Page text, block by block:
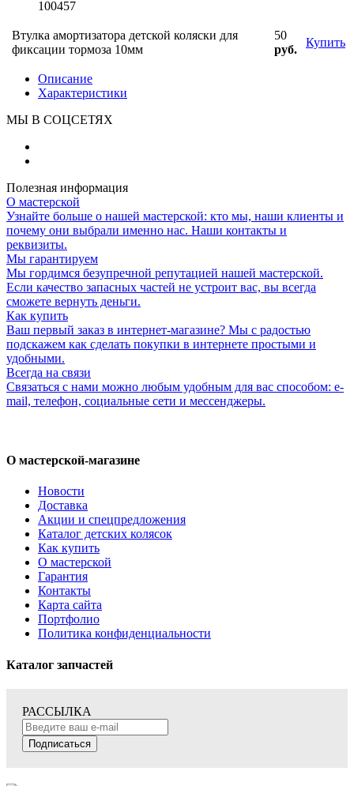
100457
Втулка амортизатора детской коляски для
фиксации тормоза 10мм
50
руб.
Купить
Описание
Характеристики
МЫ В СОЦСЕТЯХ
Полезная информация
О мастерской
Узнайте больше о нашей мастерской: кто мы, наши клиенты и
почему они выбрали именно нас. Наши контакты и
реквизиты.
Мы гарантируем
Мы гордимся безупречной репутацией нашей мастерской.
Если качество запасных частей не устроит вас, вы всегда
сможете вернуть деньги.
Как купить
Ваш первый заказ в интернет-магазине? Мы с радостью
подскажем как сделать покупки в интернете простыми и
удобными.
Всегда на связи
Связаться с нами можно любым удобным для вас способом: e-
mail, телефон, социальные сети и мессенджеры.
О мастерской-магазине
Новости
Доставка
Акции и спецпредложения
Каталог детских колясок
Как купить
О мастерской
Гарантия
Контакты
Карта сайта
Портфолио
Политика конфиденциальности
Каталог запчастей
РАССЫЛКА
Подписаться